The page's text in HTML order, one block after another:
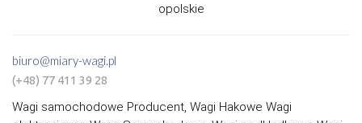
opolskie
biuro@miary-wagi.pl
(+48) 77 411 39 28
Wagi samochodowe Producent, Wagi Hakowe Wagi